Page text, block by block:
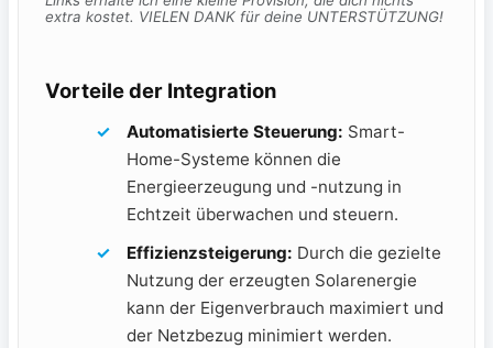
extra kostet. VIELEN DANK für deine UNTERSTÜTZUNG!
Vorteile ⁣der Integration
Automatisierte Steuerung: Smart-
Home-Systeme können die
Energieerzeugung und -nutzung ‌in
Echtzeit überwachen und steuern.
Effizienzsteigerung: Durch⁣ die​ gezielte
Nutzung der erzeugten Solarenergie
kann ‌der​ Eigenverbrauch maximiert und
der Netzbezug minimiert werden.